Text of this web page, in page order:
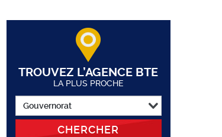
TROUVEZ L’AGENCE BTE
LA PLUS PROCHE
CHERCHER